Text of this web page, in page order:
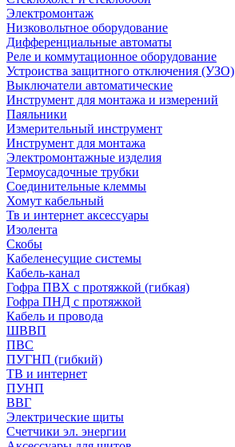
Электромонтаж
Низковольтное оборудование
Дифференциальные автоматы
Реле и коммутационное оборудование
Устроиства защитного отключения (УЗО)
Выключатели автоматические
Инструмент для монтажа и измерений
Паяльники
Измерительный инструмент
Инструмент для монтажа
Электромонтажные изделия
Термоусадочные трубки
Соединительные клеммы
Хомут кабельный
Тв и интернет аксессуары
Изолента
Скобы
Кабеленесущие системы
Кабель-канал
Гофра ПВХ с протяжкой (гибкая)
Гофра ПНД с протяжкой
Кабель и провода
ШВВП
ПВС
ПУГНП (гибкий)
ТВ и интернет
ПУНП
ВВГ
Электрические щиты
Счетчики эл. энергии